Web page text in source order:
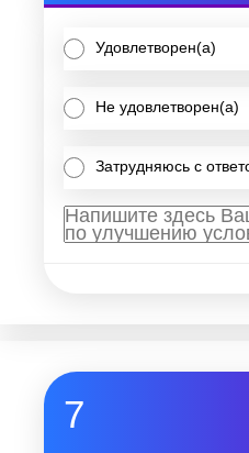
Удовлетворен(а)
Не удовлетворен(а)
Затрудняюсь с
7